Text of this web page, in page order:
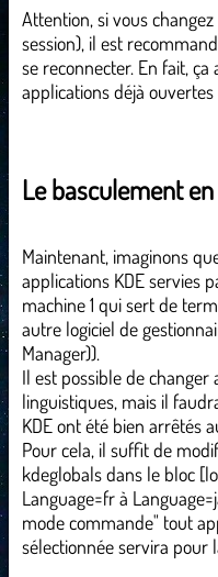
Attention, si vous changez
session), il est
se reconnecter. En fait,
applications déjà ouvertes
Le basculement
Maintenant, imaginons
applications KDE servies
machine 1 qui sert de
autre logiciel de
Manager)).
Il est possible de
linguistiques, mais il
KDE ont été bien arrêtés
Pour cela, il suffit de
kdeglobals dans le bloc
Language=fr à
mode commande" tout
sélectionnée servira pour